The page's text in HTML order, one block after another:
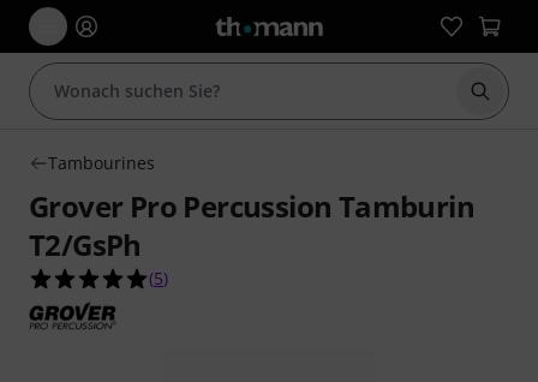
Suche
Tambourines
Grover Pro Percussion Tamburin
T2/GsPh
5.0 von 5 Sternen aus 5 Kundenbewertungen
(5)